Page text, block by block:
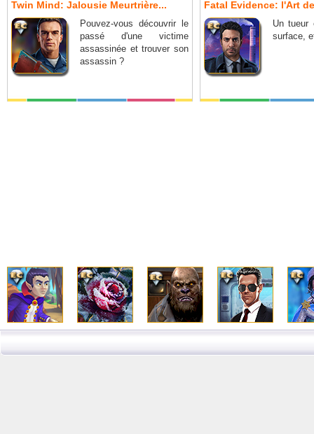
Twin Mind: Jalousie Meurtrière...
Pouvez-vous découvrir le
passé d'une victime
assassinée et trouver son
assassin ?
Fatal Evidence: l'Art
Un tueur
surface,